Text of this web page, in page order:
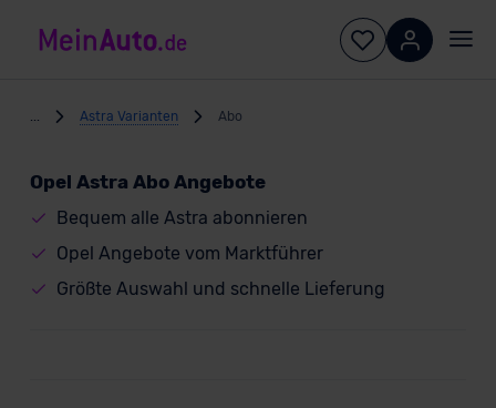
Astra Varianten Abo
Opel Astra Abo Angebote
Bequem alle Astra abonnieren
Opel Angebote vom Marktführer
Größte Auswahl und schnelle Lieferung